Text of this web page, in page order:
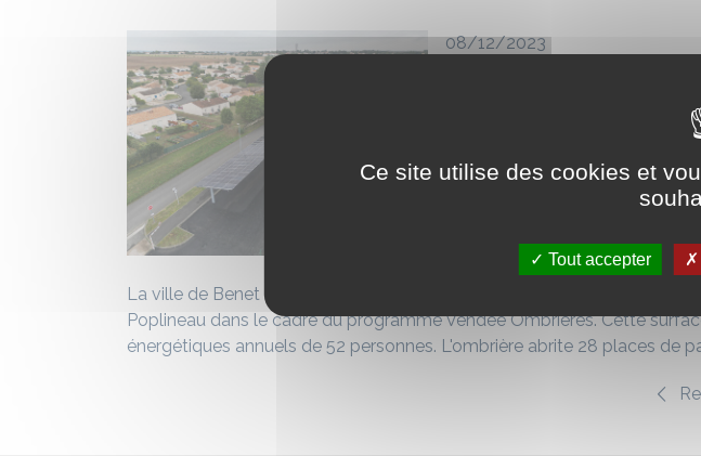
08/12/2023
La ville de Benet a fait le choix d’installer une ombrière
Poplineau dans le cadre du programme Vendée Ombrières. Cette
énergétiques annuels de 52 personnes. L'ombrière abrite 28 places de
Ce site utilise des cookies et
Tout accepter